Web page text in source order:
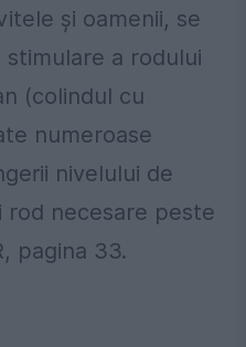
şi oamenii, se
a rodului
(colindul cu
numeroase
nivelului de
rod necesare peste
33.